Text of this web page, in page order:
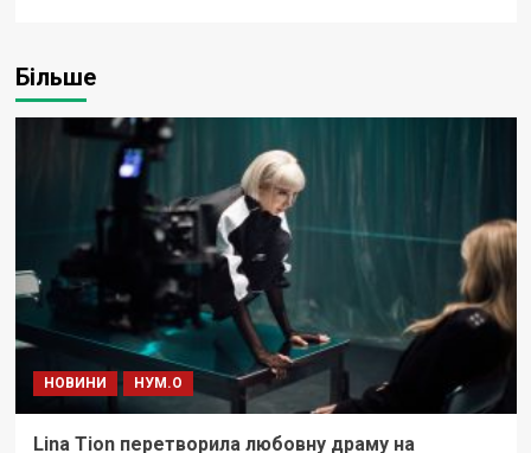
Більше
НОВИНИ НУМ.О
Lina Tion перетворила любовну драму на